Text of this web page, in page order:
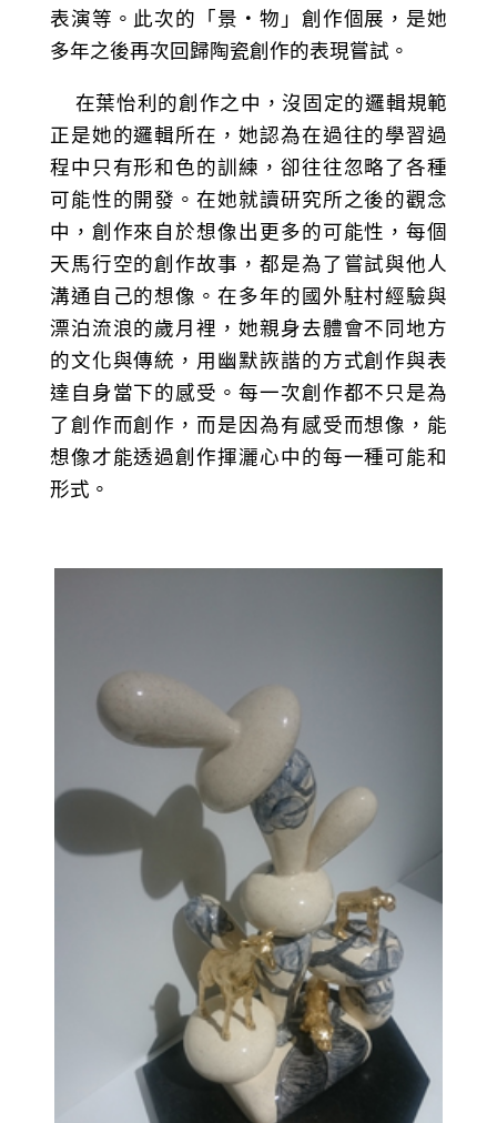
表演等。此次的「景‧物」創作個展，是她
多年之後再次回歸陶瓷創作的表現嘗試。
在葉怡利的創作之中，沒固定的邏輯規範
正是她的邏輯所在，她認為在過往的學習過
程中只有形和色的訓練，卻往往忽略了各種
可能性的開發。在她就讀研究所之後的觀念
中，創作來自於想像出更多的可能性，每個
天馬行空的創作故事，都是為了嘗試與他人
溝通自己的想像。在多年的國外駐村經驗與
漂泊流浪的歲月裡，她親身去體會不同地方
的文化與傳統，用幽默詼諧的方式創作與表
達自身當下的感受。每一次創作都不只是為
了創作而創作，而是因為有感受而想像，能
想像才能透過創作揮灑心中的每一種可能和
形式。